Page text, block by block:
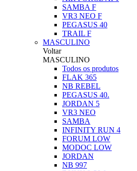
SAMBA F
VR3 NEO F
PEGASUS 40
TRAIL F
MASCULINO
Voltar
MASCULINO
Todos os produtos
FLAK 365
NB REBEL
PEGASUS 40.
JORDAN 5
VR3 NEO
SAMBA
INFINITY RUN 4
FORUM LOW
MODOC LOW
JORDAN
NB 997